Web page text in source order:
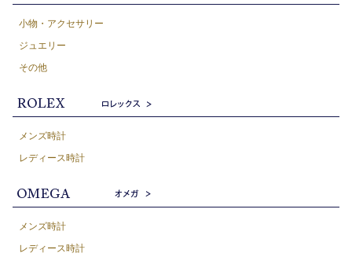
小物・アクセサリー
ジュエリー
その他
メンズ時計
レディース時計
メンズ時計
レディース時計